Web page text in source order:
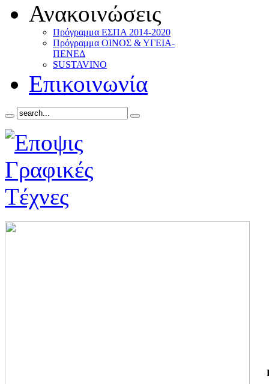
Ανακοινώσεις
Πρόγραμμα ΕΣΠΑ 2014-2020
Πρόγραμμα ΟΙΝΟΣ & ΥΓΕΙΑ-
ΠΕΝΕΔ
SUSTAVINO
Επικοινωνία